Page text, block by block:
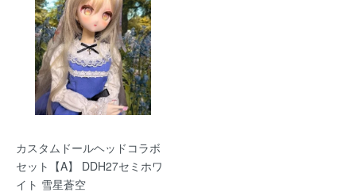
カスタムドールヘッドコラボ
セット【A】 DDH27セミホワ
イト 雪星蒼空